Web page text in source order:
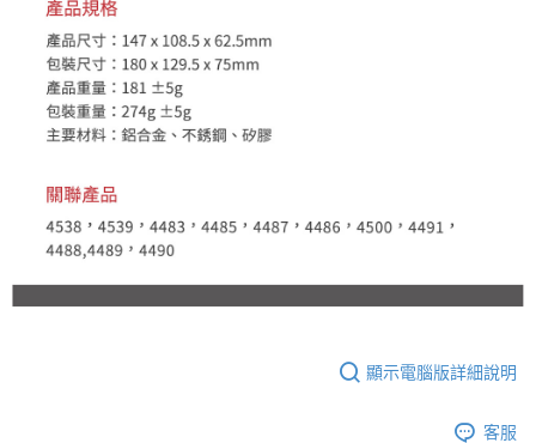
顯示電腦版詳細說明
客服